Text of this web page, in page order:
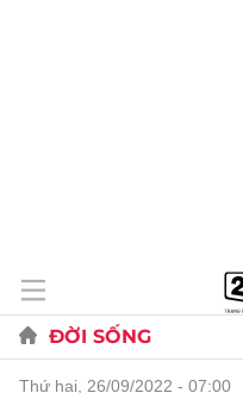
ĐỜI SỐNG
thứ hai, 26/09/2022 - 07:00